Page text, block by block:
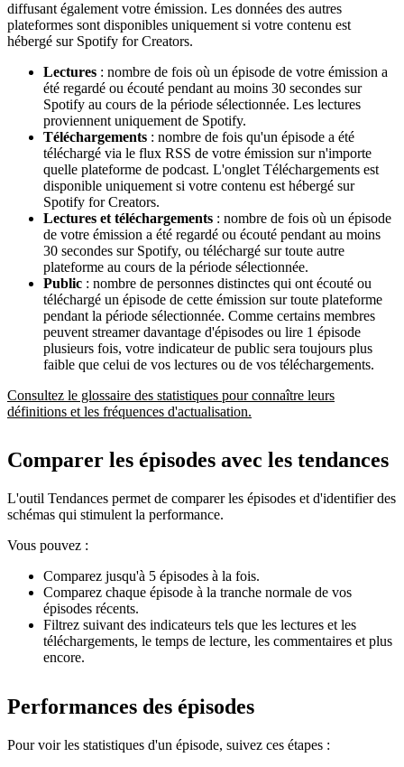
diffusant également votre émission. Les données des autres
plateformes sont disponibles uniquement si votre contenu est
hébergé sur Spotify for Creators.
Lectures : nombre de fois où un épisode de votre émission a
été regardé ou écouté pendant au moins 30 secondes sur
Spotify au cours de la période sélectionnée. Les lectures
proviennent uniquement de Spotify.
Téléchargements : nombre de fois qu'un épisode a été
téléchargé via le flux RSS de votre émission sur n'importe
quelle plateforme de podcast. L'onglet Téléchargements est
disponible uniquement si votre contenu est hébergé sur
Spotify for Creators.
Lectures et téléchargements : nombre de fois où un épisode
de votre émission a été regardé ou écouté pendant au moins
30 secondes sur Spotify, ou téléchargé sur toute autre
plateforme au cours de la période sélectionnée.
Public : nombre de personnes distinctes qui ont écouté ou
téléchargé un épisode de cette émission sur toute plateforme
pendant la période sélectionnée. Comme certains membres
peuvent streamer davantage d'épisodes ou lire 1 épisode
plusieurs fois, votre indicateur de public sera toujours plus
faible que celui de vos lectures ou de vos téléchargements.
Consultez le glossaire des statistiques pour connaître leurs
définitions et les fréquences d'actualisation.
Comparer les épisodes avec les tendances
L'outil Tendances permet de comparer les épisodes et d'identifier des
schémas qui stimulent la performance.
Vous pouvez :
Comparez jusqu'à 5 épisodes à la fois.
Comparez chaque épisode à la tranche normale de vos
épisodes récents.
Filtrez suivant des indicateurs tels que les lectures et les
téléchargements, le temps de lecture, les commentaires et plus
encore.
Performances des épisodes
Pour voir les statistiques d'un épisode, suivez ces étapes :